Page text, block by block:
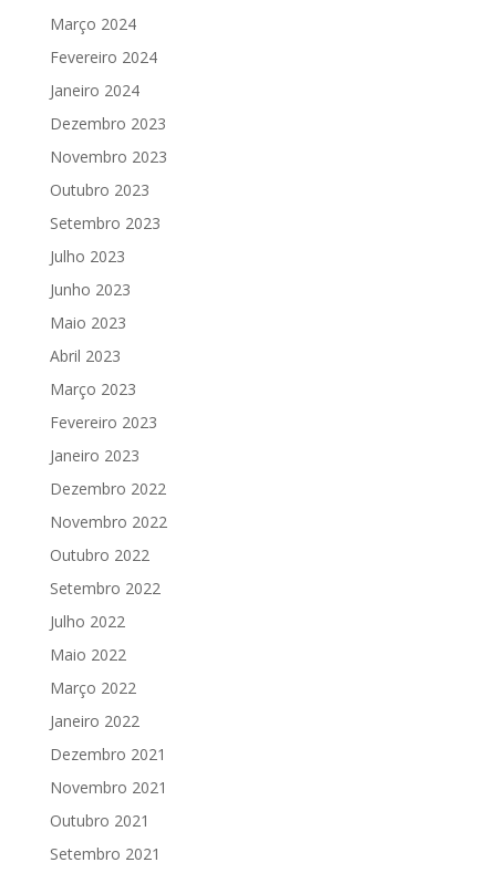
Março 2024
Fevereiro 2024
Janeiro 2024
Dezembro 2023
Novembro 2023
Outubro 2023
Setembro 2023
Julho 2023
Junho 2023
Maio 2023
Abril 2023
Março 2023
Fevereiro 2023
Janeiro 2023
Dezembro 2022
Novembro 2022
Outubro 2022
Setembro 2022
Julho 2022
Maio 2022
Março 2022
Janeiro 2022
Dezembro 2021
Novembro 2021
Outubro 2021
Setembro 2021